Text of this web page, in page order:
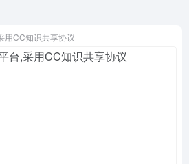
用CC知识共享协议